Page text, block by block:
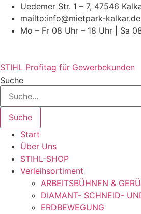
Zum
Inhalt
wechseln
Uedemer Str. 1 – 7, 47546
mailto:info@mietpark-kalkar.de
Mo – Fr 08 Uhr – 18 Uhr | Sa
STIHL Profitag für Gewerbekunden
Suche
Suche
Start
Über Uns
STIHL-SHOP
Verleihsortiment
ARBEITSBÜHNEN &
DIAMANT- SCHNEID-
ERDBEWEGUNG